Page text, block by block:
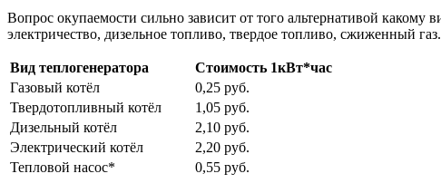
Вопрос окупаемости сильно зависит от того альтернативой
электричество, дизельное топливо, твердое топливо, сжиженный
Вид теплогенератора
Стоимость 1кВт*час
Газовый котёл
0,25 руб.
Твердотопливный котёл
1,05 руб.
Дизельный котёл
2,10 руб.
Электрический котёл
2,20 руб.
Тепловой насос*
0,55 руб.